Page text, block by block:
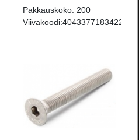
Pakkauskoko: 200
Viivakoodi:4043377183422